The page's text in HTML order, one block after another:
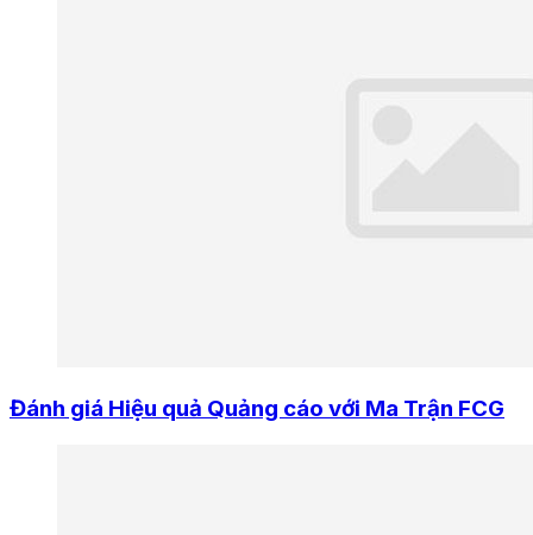
Đánh giá Hiệu quả Quảng cáo với Ma Trận FCG